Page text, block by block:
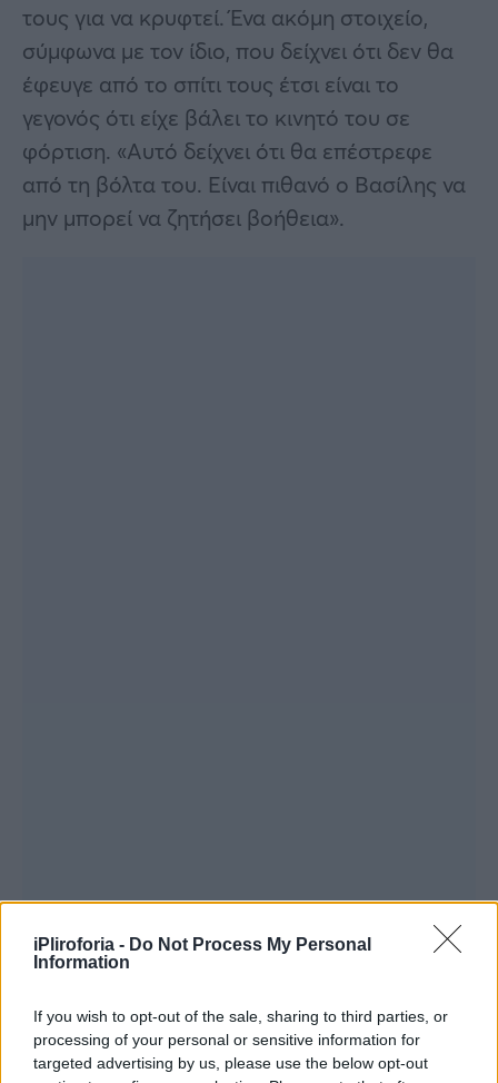
iPliroforia - Do Not Process My Personal
Information
If you wish to opt-out of the sale, sharing to third parties, or
processing of your personal or sensitive information for
targeted advertising by us, please use the below opt-out
τους για να κρυφτεί. Ένα ακόμη στοιχείο,
σύμφωνα με τον ίδιο, που δείχνει ότι δεν θα
έφευγε από το σπίτι τους έτσι είναι το
γεγονός ότι είχε βάλει το κινητό του σε
φόρτιση. «Αυτό δείχνει ότι θα επέστρεφε
από τη βόλτα του. Είναι πιθανό ο Βασίλης να
μην μπορεί να ζητήσει βοήθεια».
Την ίδια στιγμή, πάντως, συγγενείς του
ενδεχομένως να ήθελε να κρυφτεί σε κάποιο
μοναστήρι.